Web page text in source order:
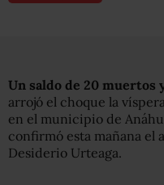
Un saldo de 20 muertos
arrojó el choque la
en el municipio de
confirmó esta mañana el
Desiderio Urteaga.